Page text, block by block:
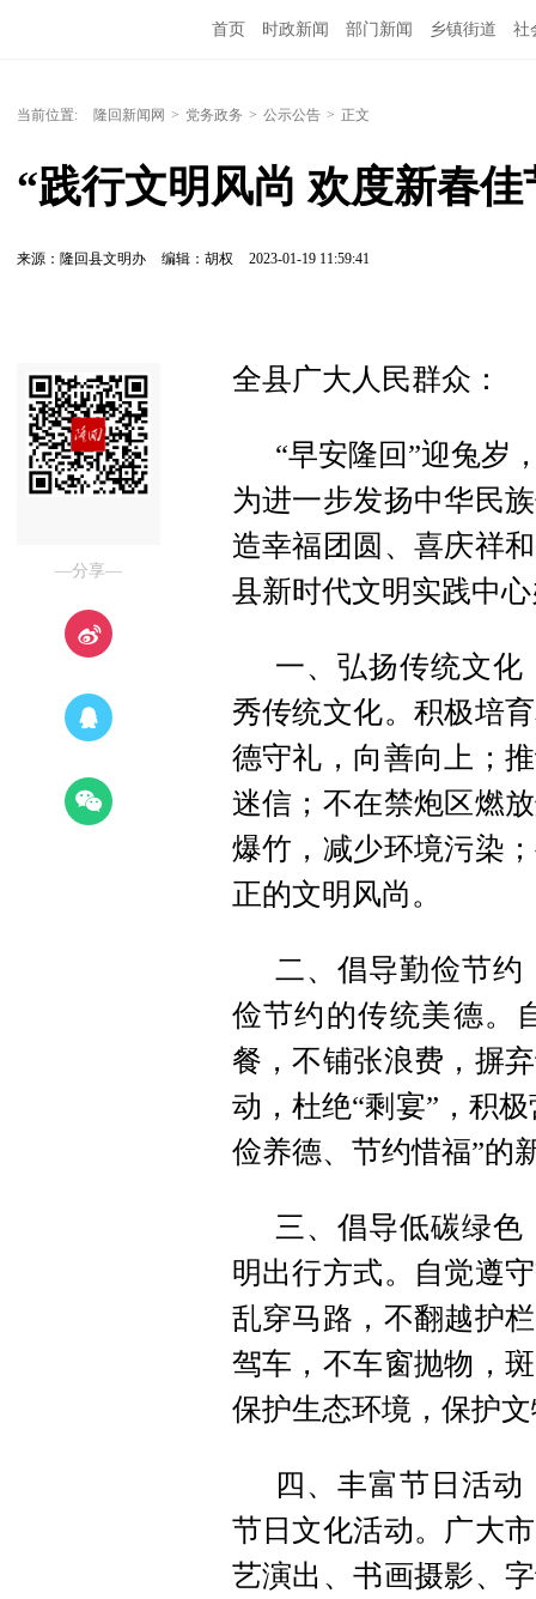
首页 时政新闻 部门新闻 乡镇街道 社
当前位置: 隆回新闻网 > 党务政务 > 公示公告 > 正文
“践行文明风尚 欢度新春佳
来源：隆回县文明办 编辑：胡权 2023-01-19 11:59:41
—分享—
全县广大人民群众：
“早安隆回”迎兔岁
为进一步发扬中华民
造幸福团圆、喜庆祥
县新时代文明实践中
一、弘扬传统文
秀传统文化。积极培
德守礼，向善向上；
迷信；不在禁炮区燃
爆竹，减少环境污染
正的文明风尚。
二、倡导勤俭节约
俭节约的传统美德。
餐，不铺张浪费，摒
动，杜绝“剩宴”，积
俭养德、节约惜福”的
三、倡导低碳绿
明出行方式。自觉遵
乱穿马路，不翻越护
驾车，不车窗抛物，
保护生态环境，保护
四、丰富节日活
节日文化活动。广大
艺演出、书画摄影、